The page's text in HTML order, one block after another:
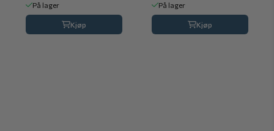
På lager
Kjøp
På lager
Kjøp